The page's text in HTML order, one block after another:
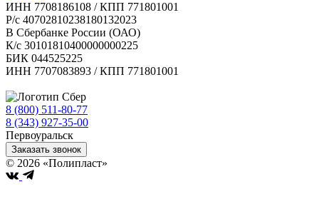
ИНН 7708186108 / КПП 771801001
Р/с 40702810238180132023
В Сбербанке России (ОАО)
К/с 30101810400000000225
БИК 044525225
ИНН 7707083893 / КПП 771801001
8 (800) 511-80-77
8 (343) 927-35-00
Первоуральск
Заказать звонок
© 2026 «Полипласт»